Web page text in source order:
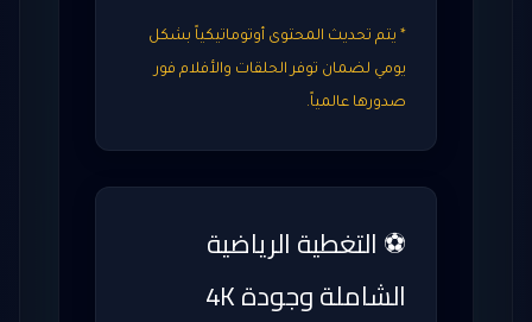
* يتم تحديث المحتوى أوتوماتيكياً بشكل
يومي لضمان توفر الحلقات والأفلام فور
صدورها عالمياً.
⚽ التغطية الرياضية
الشاملة وجودة 4K